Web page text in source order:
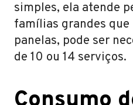
simples, ela atende
famílias grandes
panelas, pode ser
de 10 ou 14 serviços.